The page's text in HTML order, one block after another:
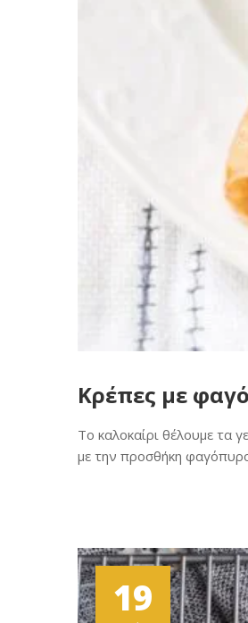
Κρέπες με
Το καλοκαίρι θέλουμε τα
με την προσθήκη
19